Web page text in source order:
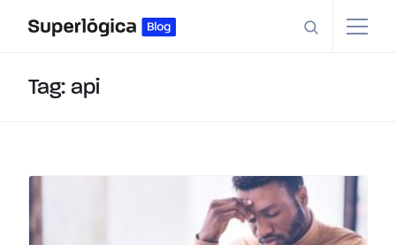
Tag: api